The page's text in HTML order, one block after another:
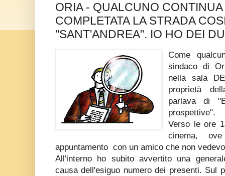
ORIA - QUALCUNO CONTINUA
COMPLETATA LA STRADA
"SANT'ANDREA". IO HO DEI
Come
sindaco di
nella sala
proprietà
parlava di
prospettive".
Verso le ore
cinema,
appuntamento con un amico che non
All'interno ho subito avvertito una
causa dell'esiguo numero dei presenti. Sul